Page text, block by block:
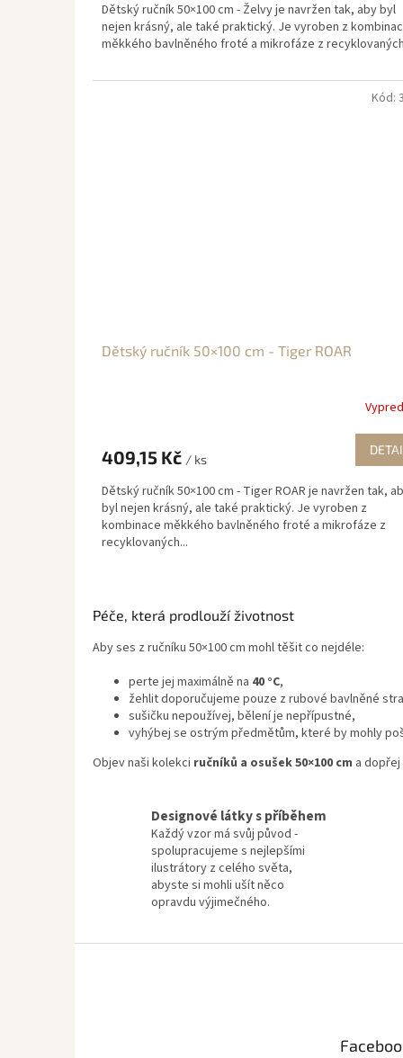
Dětský ručník 50×100 cm - Želvy je navržen tak, aby byl
nejen krásný, ale také praktický. Je vyroben z
měkkého bavlněného froté a mikrofáze z
Dětský ručník 50×100 cm - Tiger ROAR
409,15 Kč / ks
Dětský ručník 50×100 cm - Tiger ROAR je navržen tak,
byl nejen krásný, ale také praktický. Je vyroben z
kombinace měkkého bavlněného froté a mikrofáze z
recyklovaných...
Kód:
Péče, která prodlouží životnost
Aby ses z ručníku 50×100 cm mohl těšit co nejdéle:
perte jej maximálně na 40 °C,
žehlit doporučujeme pouze z rubové bavlněné
sušičku nepoužívej, bělení je nepřípustné,
vyhýbej se ostrým předmětům, které by mohly
Objev naši kolekci ručníků a osušek 50×100 cm a
Designové látky s příběhem
Každý vzor má svůj původ -
spolupracujeme s nejlepšími
ilustrátory z celého světa,
abyste si mohli ušít něco
opravdu výjimečného.